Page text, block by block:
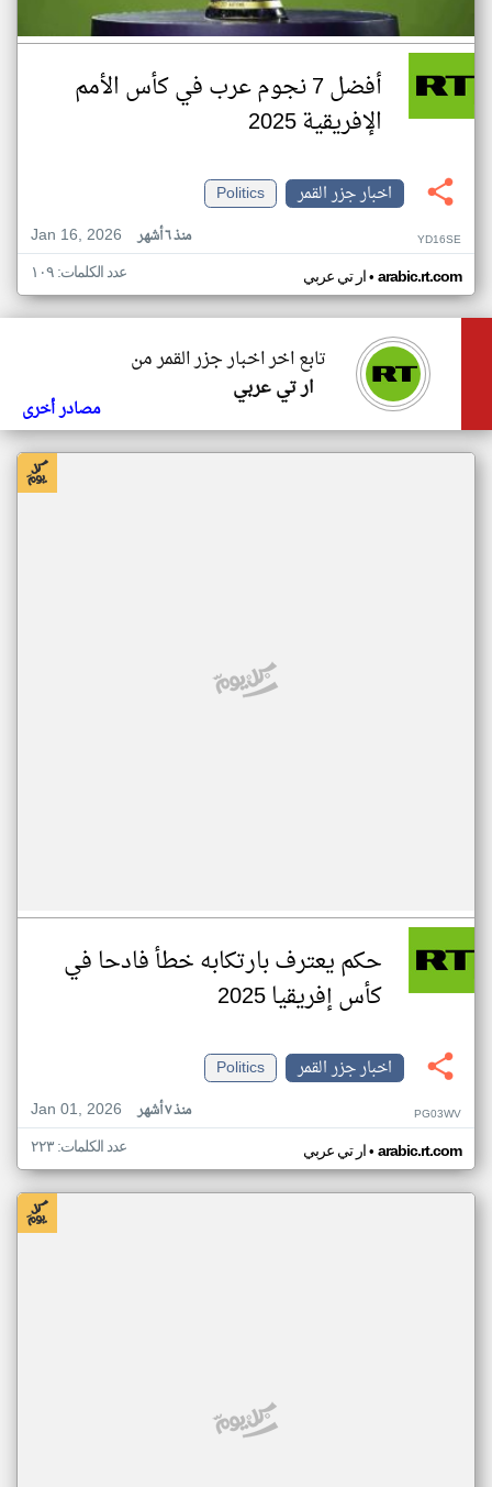
أفضل 7 نجوم عرب في كأس الأمم
الإفريقية 2025
اخبار جزر القمر
Politics
Jan 16, 2026
منذ ٦ أشهر YD16SE
ار تي عربي• arabic.rt.com عدد الكلمات: ١٠٩
تابع اخر اخبار جزر القمر من
ار تي عربي
مصادر أخرى
حكم يعترف بارتكابه خطأ فادحا في
كأس إفريقيا 2025
اخبار جزر القمر
Politics
Jan 01, 2026
منذ ٧ أشهر PG03WV
ار تي عربي• arabic.rt.com عدد الكلمات: ٢٢٣